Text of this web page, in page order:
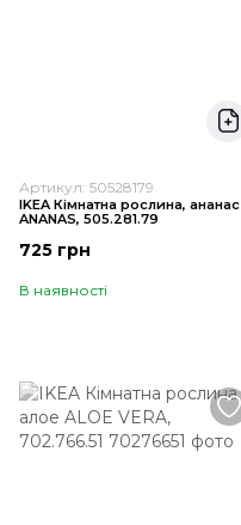
Артикул: 50528179
IKEA Кімнатна рослина, ананас
ANANAS, 505.281.79
725 грн
В наявності